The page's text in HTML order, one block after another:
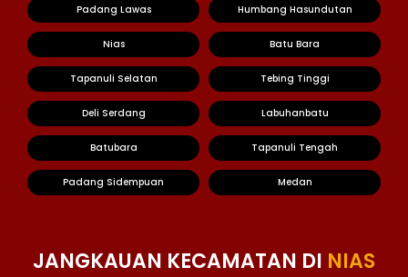
Padang Lawas Humbang Hasundutan
Nias Batu Bara
Tapanuli Selatan Tebing Tinggi
Deli Serdang Labuhanbatu
Batubara Tapanuli Tengah
Padang Sidempuan Medan
JANGKAUAN KECAMATAN DI NIAS